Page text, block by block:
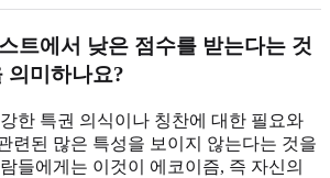
트에서 낮은 점수를 받는다는 것
의미하나요?
한 특권 의식이나 칭찬에 대한 필요와
련된 많은 특성을 보이지 않는다는 것을
들에게는 이것이 에코이즘, 즉 자신의